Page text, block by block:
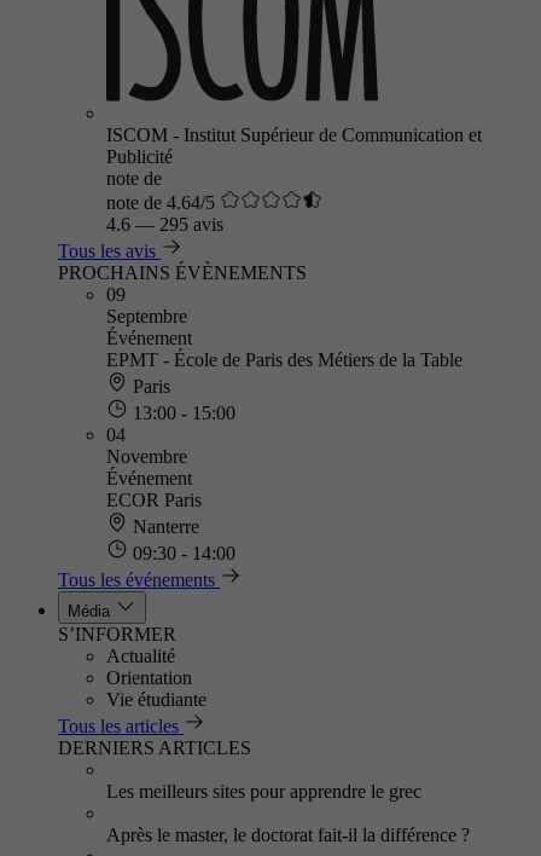
ISCOM - Institut Supérieur de Communication et
Publicité
note de
note de 4.64/5
4.6 — 295 avis
Tous les avis
PROCHAINS ÉVÈNEMENTS
09
Septembre
Événement
EPMT - École de Paris des Métiers de la Table
Paris
13:00 - 15:00
04
Novembre
Événement
ECOR Paris
Nanterre
09:30 - 14:00
Tous les événements
Média
S’INFORMER
Actualité
Orientation
Vie étudiante
Tous les articles
DERNIERS ARTICLES
Les meilleurs sites pour apprendre le grec
Après le master, le doctorat fait-il la différence ?